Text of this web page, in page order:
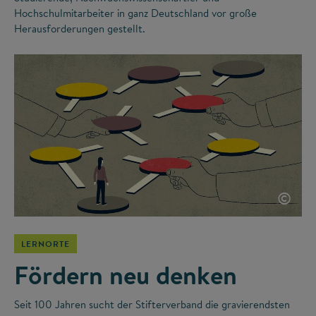
Hochschulmitarbeiter in ganz Deutschland vor große
Herausforderungen gestellt.
©
LERNORTE
Fördern neu denken
Seit 100 Jahren sucht der Stifterverband die gravierendsten